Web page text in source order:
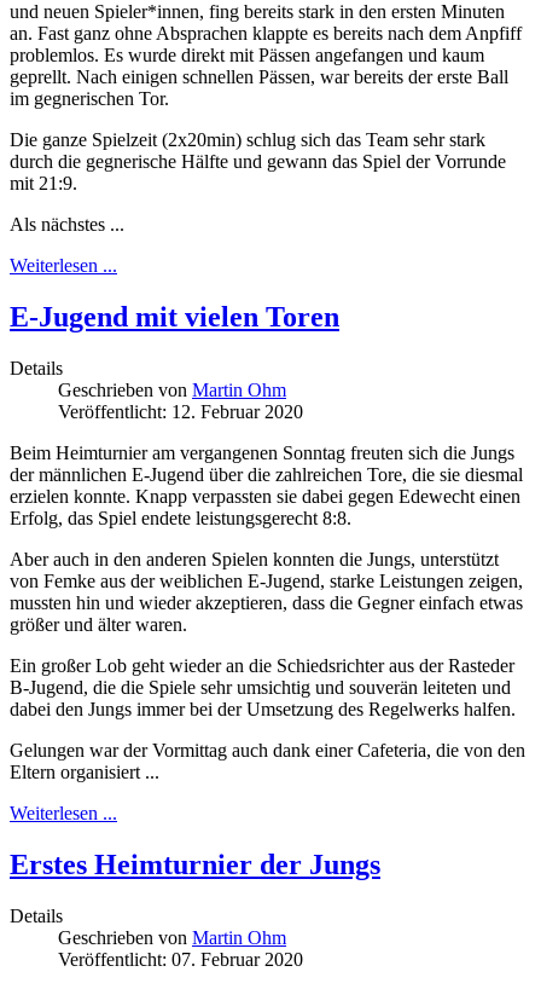
und neuen Spieler*innen, fing bereits stark in den ersten Minuten
an. Fast ganz ohne Absprachen klappte es bereits nach dem Anpfiff
problemlos. Es wurde direkt mit Pässen angefangen und kaum
geprellt. Nach einigen schnellen Pässen, war bereits der erste Ball
im gegnerischen Tor.
Die ganze Spielzeit (2x20min) schlug sich das Team sehr stark
durch die gegnerische Hälfte und gewann das Spiel der Vorrunde
mit 21:9.
Als nächstes ...
Weiterlesen ...
E-Jugend mit vielen Toren
Details
Geschrieben von Martin Ohm
Veröffentlicht: 12. Februar 2020
Beim Heimturnier am vergangenen Sonntag freuten sich die Jungs
der männlichen E-Jugend über die zahlreichen Tore, die sie diesmal
erzielen konnte. Knapp verpassten sie dabei gegen Edewecht einen
Erfolg, das Spiel endete leistungsgerecht 8:8.
Aber auch in den anderen Spielen konnten die Jungs, unterstützt
von Femke aus der weiblichen E-Jugend, starke Leistungen zeigen,
mussten hin und wieder akzeptieren, dass die Gegner einfach etwas
größer und älter waren.
Ein großer Lob geht wieder an die Schiedsrichter aus der Rasteder
B-Jugend, die die Spiele sehr umsichtig und souverän leiteten und
dabei den Jungs immer bei der Umsetzung des Regelwerks halfen.
Gelungen war der Vormittag auch dank einer Cafeteria, die von den
Eltern organisiert ...
Weiterlesen ...
Erstes Heimturnier der Jungs
Details
Geschrieben von Martin Ohm
Veröffentlicht: 07. Februar 2020